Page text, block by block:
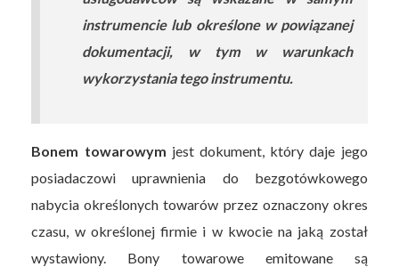
instrumencie lub określone w powiązanej
dokumentacji, w tym w warunkach
wykorzystania tego instrumentu.
Bonem towarowym jest dokument, który daje jego
posiadaczowi uprawnienia do bezgotówkowego
nabycia określonych towarów przez oznaczony okres
czasu, w określonej firmie i w kwocie na jaką został
wystawiony. Bony towarowe emitowane są